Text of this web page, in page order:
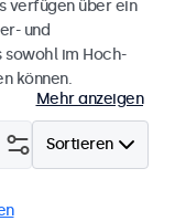
verfügen über ein
und
im Hoch-
können.
Mehr anzeigen
Sortieren